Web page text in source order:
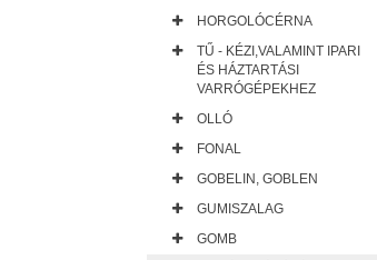
HORGOLÓCÉRNA
TŰ - KÉZI,VALAMINT IPARI
ÉS HÁZTARTÁSI
VARRÓGÉPEKHEZ
OLLÓ
FONAL
GOBELIN, GOBLEN
GUMISZALAG
GOMB